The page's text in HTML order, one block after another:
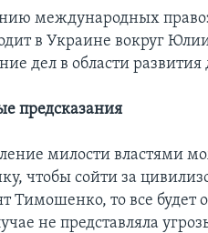
международных
в Украине вокруг
дел в области
предсказания
милости властями
чтобы сойти за
Тимошенко, то все будет
не представляла